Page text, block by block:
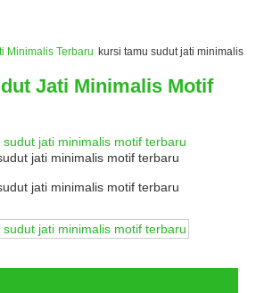
Minimalis Terbaru kursi tamu sudut jati minimalis
Jati Minimalis Motif
jati minimalis motif terbaru
jati minimalis motif terbaru